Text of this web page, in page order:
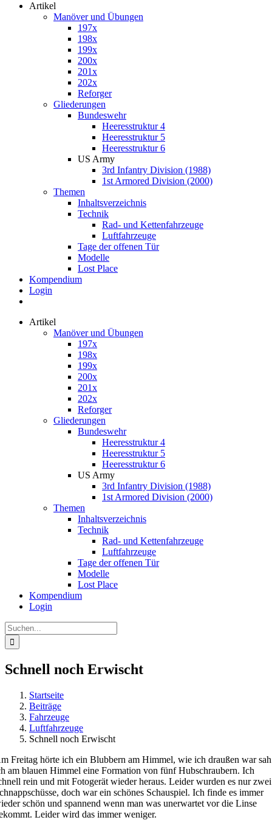
Artikel
Manöver und Übungen
197x
198x
199x
200x
201x
202x
Reforger
Gliederungen
Bundeswehr
Heeresstruktur 4
Heeresstruktur 5
Heeresstruktur 6
US Army
3rd Infantry Division (1988)
1st Armored Division (2000)
Themen
Inhaltsverzeichnis
Technik
Rad- und Kettenfahrzeuge
Luftfahrzeuge
Tage der offenen Tür
Modelle
Lost Place
Kompendium
Login
Artikel
Manöver und Übungen
197x
198x
199x
200x
201x
202x
Reforger
Gliederungen
Bundeswehr
Heeresstruktur 4
Heeresstruktur 5
Heeresstruktur 6
US Army
3rd Infantry Division (1988)
1st Armored Division (2000)
Themen
Inhaltsverzeichnis
Technik
Rad- und Kettenfahrzeuge
Luftfahrzeuge
Tage der offenen Tür
Modelle
Lost Place
Kompendium
Login
Suche
nach:
Schnell noch Erwischt
Startseite
Beiträge
Fahrzeuge
Luftfahrzeuge
Schnell noch Erwischt
Freitag hörte ich ein Blubbern am Himmel, wie ich draußen war sah
am blauen Himmel eine Formation von fünf Hubschraubern. Ich
rein und mit Fotogerät wieder heraus. Leider wurden es nur zwei
doch war ein schönes Schauspiel. Ich finde es immer
schön und spannend wenn man was unerwartet vor die Linse
Leider wird das immer weniger.